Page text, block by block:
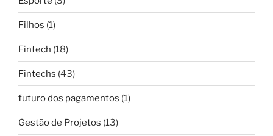
Filhos (1)
Fintech (18)
Fintechs (43)
futuro dos pagamentos (1)
Gestão de Projetos (13)